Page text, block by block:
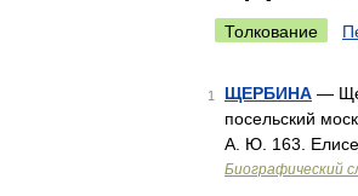
Толкование
1 ЩЕРБИНА —
посельский
А. Ю. 163.
Биографический